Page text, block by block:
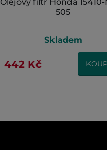
Olejový filtr Honda 15410-
505
Skladem
442 Kč